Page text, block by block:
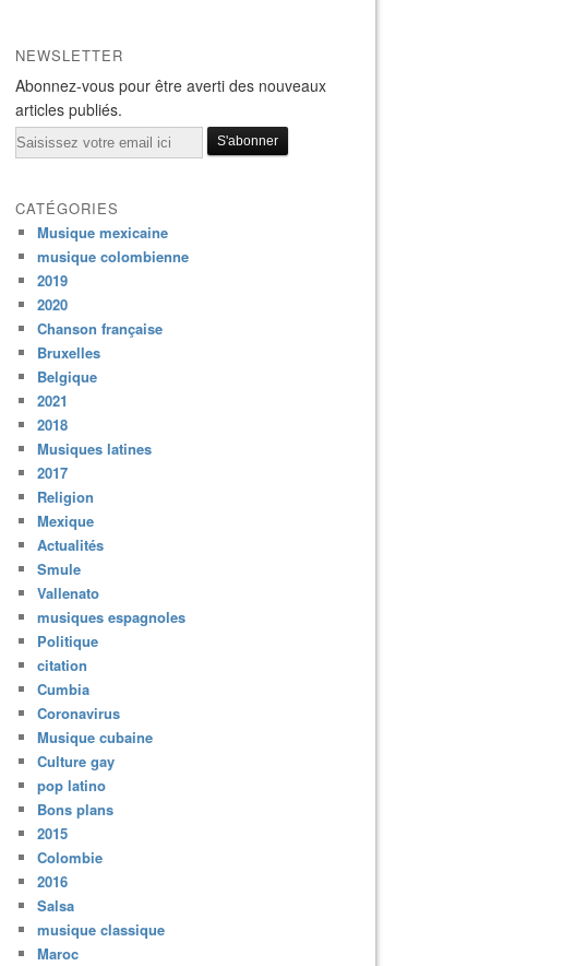
NEWSLETTER
Abonnez-vous pour être averti des nouveaux
articles publiés.
Email
CATÉGORIES
Musique mexicaine
musique colombienne
2019
2020
Chanson française
Bruxelles
Belgique
2021
2018
Musiques latines
2017
Religion
Mexique
Actualités
Smule
Vallenato
musiques espagnoles
Politique
citation
Cumbia
Coronavirus
Musique cubaine
Culture gay
pop latino
Bons plans
2015
Colombie
2016
Salsa
musique classique
Maroc